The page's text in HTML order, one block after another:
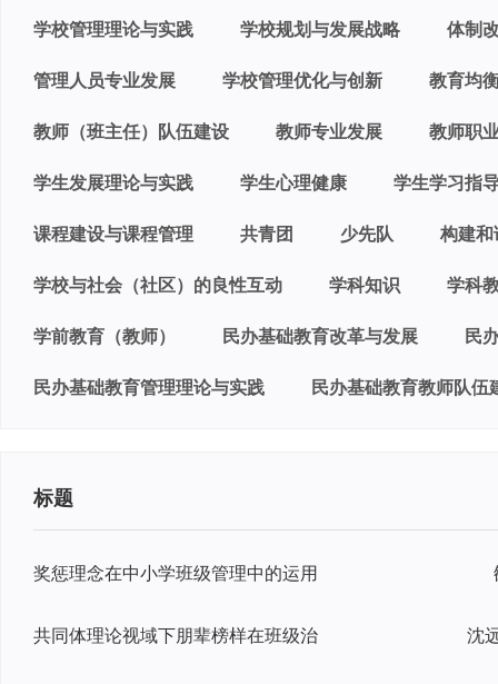
学校管理理论与实践 学校规划与发展战略 体制
管理人员专业发展 学校管理优化与创新 教育均
教师（班主任）队伍建设 教师专业发展 教师职
学生发展理论与实践 学生心理健康 学生学习指
课程建设与课程管理 共青团 少先队 构建
学校与社会（社区）的良性互动 学科知识 学科
学前教育（教师） 民办基础教育改革与发展 民
民办基础教育管理理论与实践 民办基础教育教师队伍
标题
奖惩理念在中小学班级管理中的运用
共同体理论视域下朋辈榜样在班级治 沈